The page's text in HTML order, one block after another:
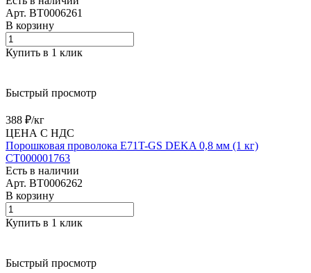
Арт. BT0006261
В корзину
Купить в 1 клик
Быстрый просмотр
388 ₽/кг
ЦЕНА С НДС
Порошковая проволока E71T-GS DEKA 0,8 мм (1 кг)
СТ000001763
Есть в наличии
Арт. BT0006262
В корзину
Купить в 1 клик
Быстрый просмотр